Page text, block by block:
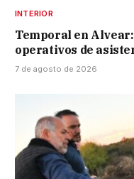
INTERIOR
Temporal en
operativos de
7 de agosto de 2026